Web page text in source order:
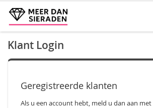
naar
de
inhoud
Klant Login
Geregistreerde klanten
Als u een account hebt, meld u dan aan